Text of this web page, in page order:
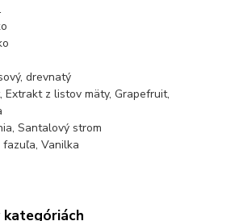
drevnatý
Extrakt z listov mäty, Grapefruit,
Santalový strom
Vanilka
kategóriách